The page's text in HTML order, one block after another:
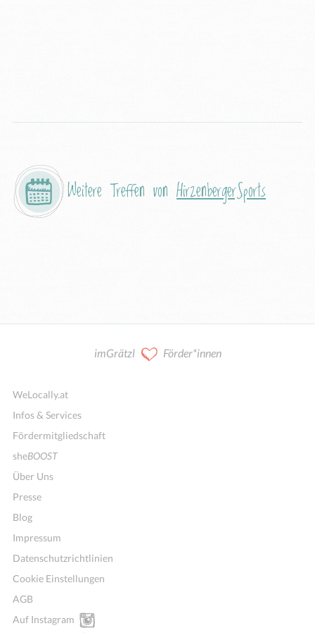
Weitere Treffen von HirzenbergerSports
imGrätzl Förder*innen
WeLocally.at
Infos & Services
Fördermitgliedschaft
sheBOOST
Über Uns
Presse
Blog
Impressum
Datenschutzrichtlinien
Cookie Einstellungen
AGB
Auf Instagram